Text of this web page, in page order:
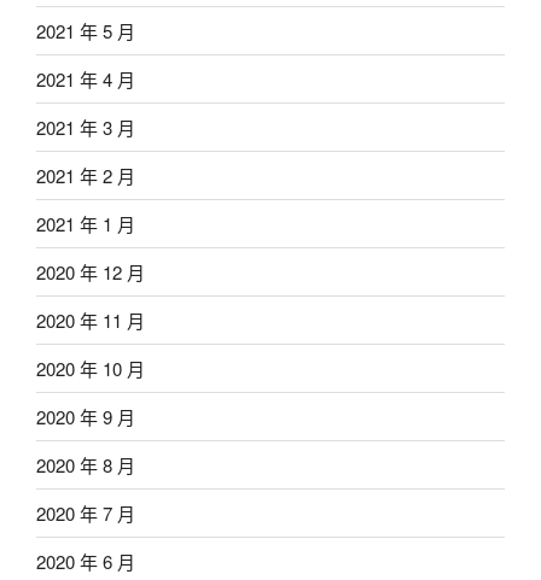
2021 年 5 月
2021 年 4 月
2021 年 3 月
2021 年 2 月
2021 年 1 月
2020 年 12 月
2020 年 11 月
2020 年 10 月
2020 年 9 月
2020 年 8 月
2020 年 7 月
2020 年 6 月